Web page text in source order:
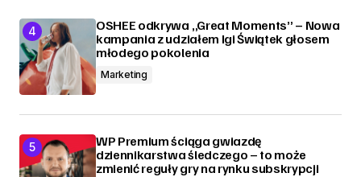
OSHEE odkrywa „Great Moments” – Nowa
kampania z udziałem Igi Świątek głosem
młodego pokolenia
Marketing
WP Premium ściąga gwiazdę
dziennikarstwa śledczego – to może
zmienić reguły gry na rynku subskrypcji